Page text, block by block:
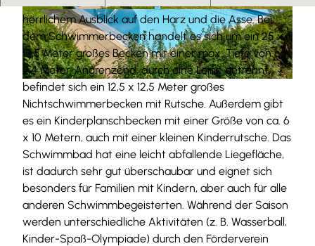
© Anna Meurer | CC-BY-SA
© Anna Meurer |CC-BY-SA © Anna Meurer |CC-BY-SA
herrlichem Ausblick auf den Harz und die Asse. Bei
dem Schwimmerbecken handelt es sich um ein 25 x
12,5 Meter großes Becken mit einer max. Tiefe von ca.
2,4 Meter. Angrenzend, durch eine Leine getrennt,
befindet sich ein 12,5 x 12,5 Meter großes
Nichtschwimmerbecken mit Rutsche. Außerdem gibt
es ein Kinderplanschbecken mit einer Größe von ca. 6
x 10 Metern, auch mit einer kleinen Kinderrutsche. Das
Schwimmbad hat eine leicht abfallende Liegefläche,
ist dadurch sehr gut überschaubar und eignet sich
besonders für Familien mit Kindern, aber auch für alle
anderen Schwimmbegeisterten. Während der Saison
werden unterschiedliche Aktivitäten (z. B. Wasserball,
Kinder-Spaß-Olympiade) durch den Förderverein